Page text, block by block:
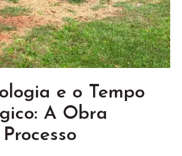
e o Tempo
A Obra